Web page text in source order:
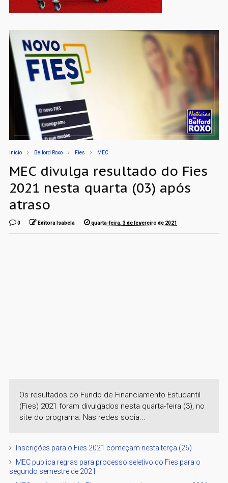
Início Belford Roxo Fies MEC
MEC divulga resultado do Fies
2021 nesta quarta (03) após
atraso
0 Editora Isabela quarta-feira, 3 de fevereiro de 2021
Os resultados do Fundo de Financiamento Estudantil
(Fies) 2021 foram divulgados nesta quarta-feira (3), no
site do programa. Nas redes socia...
Inscrições para o Fies 2021 começam nesta terça (26)
MEC publica regras para processo seletivo do Fies para o
segundo semestre de 2021